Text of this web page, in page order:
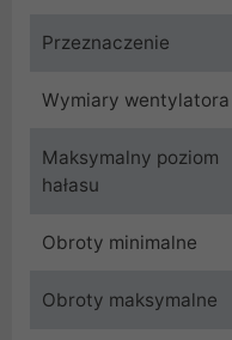
Przeznaczenie
Wymiary wentylatora
Maksymalny poziom
hałasu
Obroty minimalne
Obroty maksymalne